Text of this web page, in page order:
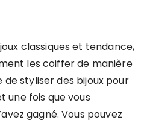
classiques et tendance,
les coiffer de manière
de styliser des bijoux pour
une fois que vous
gagné. Vous pouvez